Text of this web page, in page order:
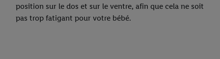
position sur le dos et sur le ventre, afin que cela ne soit
pas trop fatigant pour votre bébé.